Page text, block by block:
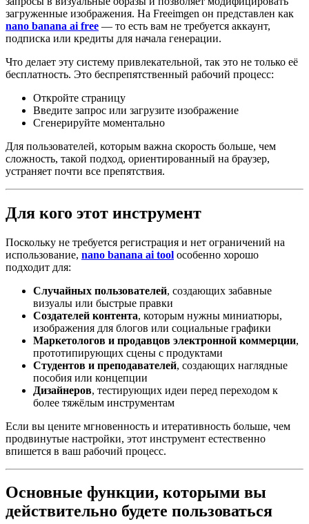
загруженные изображения. На Freeimgen он представлен как
nano banana ai free — то есть вам не требуется аккаунт,
подписка или кредиты для начала генерации.
Что делает эту систему привлекательной, так это не только её
бесплатность. Это беспрепятственный рабочий процесс:
Откройте страницу
Введите запрос или загрузите изображение
Сгенерируйте моментально
Для пользователей, которым важна скорость больше, чем
сложность, такой подход, ориентированный на браузер,
устраняет почти все препятствия.
Для кого этот инструмент
Поскольку не требуется регистрация и нет ограничений на
использование, nano banana ai tool особенно хорошо
подходит для:
Случайных пользователей, создающих забавные
визуалы или быстрые правки
Создателей контента, которым нужны миниатюры,
изображения для блогов или социальные графики
Маркетологов и продавцов электронной коммерции,
прототипирующих сцены с продуктами
Студентов и преподавателей, создающих наглядные
пособия или концепции
Дизайнеров, тестирующих идеи перед переходом к
более тяжёлым инструментам
Если вы цените мгновенность и итеративность больше, чем
продвинутые настройки, этот инструмент естественно
впишется в ваш рабочий процесс.
Основные функции, которыми вы
действительно будете пользоваться